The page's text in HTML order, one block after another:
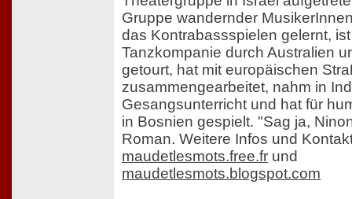
Gruppe wandernder
das Kontrabassspielen gelernt,
Tanzkompanie durch Australien
getourt, hat mit europäischen
zusammengearbeitet, nahm in
Gesangsunterricht und hat für
in Bosnien gespielt. "Sag ja,
Roman. Weitere Infos und
maudetlesmots.free.fr und
maudetlesmots.blogspot.com